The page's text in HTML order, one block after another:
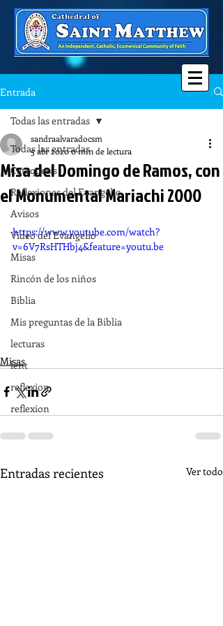
Entrada
Todas las entradas
Catequesis
Reflexiones del Evangelio
Avisos
Video del Evangelio
Misas
Rincón de los niños
Biblia
Mis preguntas de la Biblia
lecturas
lent
reflexion
reflexion
Todas las entradas
Misa del Domingo de Ramos, con
el Monumental Mariachi 2000
sandraalvaradocsm
5 abr 20200 min de lectura
https://www.youtube.com/watch?
v=6V7RsHTHbj4&feature=youtu.be
Misas
Entradas recientes Ver todo